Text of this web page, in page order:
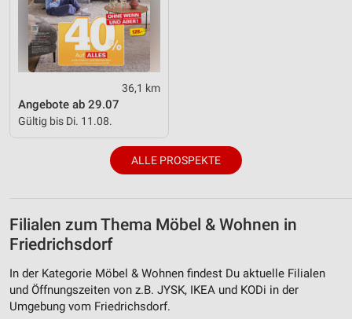
36,1 km
Angebote ab 29.07
Gültig bis Di. 11.08.
ALLE PROSPEKTE
Filialen zum Thema Möbel & Wohnen in
Friedrichsdorf
In der Kategorie Möbel & Wohnen findest Du aktuelle Filialen
und Öffnungszeiten von z.B. JYSK, IKEA und KODi in der
Umgebung vom Friedrichsdorf.